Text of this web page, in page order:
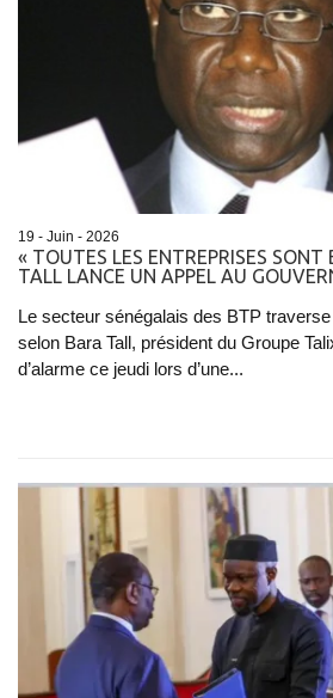
19 - Juin - 2026
« TOUTES LES ENTREPRISES SONT
TALL LANCE UN APPEL AU
Le secteur sénégalais des BTP
selon Bara Tall, président du Groupe
d’alarme ce jeudi lors d’une...